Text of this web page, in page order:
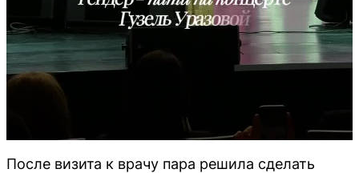
После визита к врачу пара решила сделать